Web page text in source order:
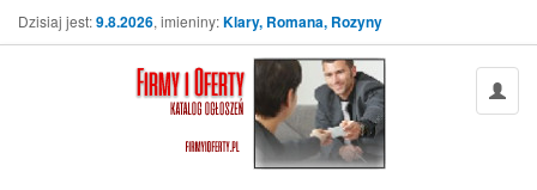
Dzisiaj jest:9.8.2026, imieniny:Klary, Romana, Rozyny